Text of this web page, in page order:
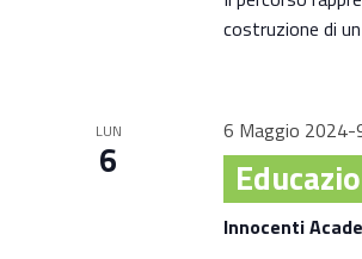
costruzione di
LUN
6
6 Maggio 2024-
Innocenti